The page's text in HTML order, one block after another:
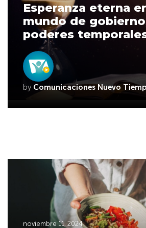
Esperanza eterna
mundo de
poderes
by Comunicaciones Nuevo
noviembre 11, 2024